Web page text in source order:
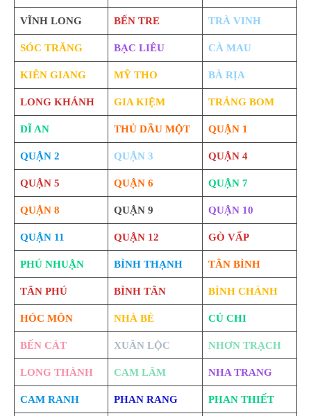
VĨNH LONG BẾN TRE TRÀ VINH
SÓC TRĂNG BẠC LIÊU CÀ MAU
KIÊN GIANG MỸ THO BÀ RỊA
LONG KHÁNH GIA KIỆM TRẢNG BOM
DĨ AN THỦ DẦU MỘT QUẬN 1
QUẬN 2 QUẬN 3 QUẬN 4
QUẬN 5 QUẬN 6 QUẬN 7
QUẬN 8 QUẬN 9 QUẬN 10
QUẬN 11 QUẬN 12 GÒ VẤP
PHÚ NHUẬN BÌNH THẠNH TÂN BÌNH
TÂN PHÚ BÌNH TÂN BÌNH CHÁNH
HÓC MÔN NHÀ BÈ CỦ CHI
BẾN CÁT XUÂN LỘC NHƠN TRẠCH
LONG THÀNH CAM LÂM NHA TRANG
CAM RANH PHAN RANG PHAN THIẾT